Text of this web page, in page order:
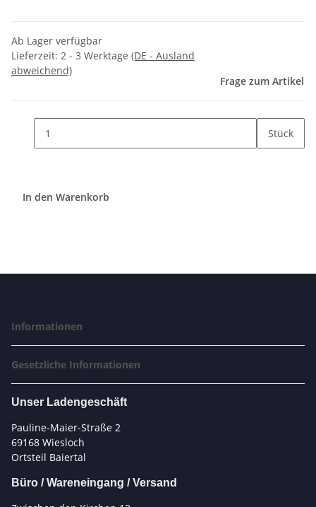
Ab Lager verfügbar
Lieferzeit: 2 - 3 Werktage (DE - Ausland
abweichend)
Frage zum Artikel
Stück
In den Warenkorb
Informationen
Gesetzliche Informationen
Unser Ladengeschäft
Pauline-Maier-Straße 2
69168 Wiesloch
Ortsteil Baiertal
Büro / Wareneingang / Versand